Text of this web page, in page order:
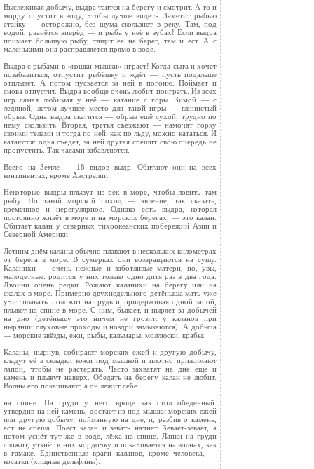
Выслеживая добычу, выдра таится на берегу и смотрит. А то и
морду опустит в воду, чтобы лучше видеть. Заметит рыбью
стайку — осторожно, без шума скользнёт в реку. Там, под
водой, рванётся вперёд — и рыба у неё в зубах! Если выдра
поймает большую рыбу, тащит её на берег, там и ест. А с
маленькими она расправляется прямо в воде.
Выдра с рыбами в «кошки-мышки» играет! Когда сыта и хочет
позабавиться, отпустит ры­бёшку и ждёт — пусть подальше
отплывёт. А потом пускается за ней в погоню. Поймает и
снова отпустит. Выдра вообще очень любит по­играть. Из всех
игр самая любимая у неё — катание с горы. Зимой — с
ледяной, летом луч­шее место для такой игры — глинистый
обрыв. Одна выдра скатится — обрыв ещё сухой, трудно по
нему скользить. Вторая, третья съезжают — намочат горку
своими телами и тогда по ней, как по льду, можно кататься. И
катаются: одна съедет, за ней другая спешит свою очередь не
пропустить. Так часами забавляются.
Всего на Земле — 18 видов выдр. Обитают они на всех
континентах, кроме Австралии.
Некоторые выдры плывут из рек в море, что­бы ловить там
рыбу. Но такой морской поход — явление, так сказать,
временное и нерегулярное. Однако есть выдра, которая
постоянно живёт в море и на морских берегах, — это калан.
Обитает калан у северных тихоокеанских побережий Азии и
Северной Америки.
Летним днём каланы обычно плавают в не­скольких километрах
от берега в море. В сумер­ках они возвращаются на сушу.
Каланихи — очень нежные и заботливые матери, но, увы,
малодетные: родится у них только одно дитя раз в два года.
Двойни очень редки. Рожают каланихи на берегу или на
скалах в море. Пример­но двухнедельного детёныша мать уже
учит пла­вать: положит на грудь и, придерживая одной лапой,
плывёт на спине в море. С ним, бывает, и ныряет за добычей
на дно (детёнышу это ничем не грозит: у каланов при
нырянии слуховые проходы и ноздри замыкаются). А добыча
— морские звёзды, ежи, рыбы, кальмары, мол­люски, крабы.
Каланы, нырнув, собирают морских ежей и другую добычу,
кладут её в складки кожи под мышкой и плотно прижимают
лапой, чтобы не растерять. Часто захватят на дне ещё и
камень и плывут наверх. Обедать на берегу калан не любит.
Волны его покачивают, а он лежит себе
на спине. На груди у него вроде как стол обеденный:
утвердив на ней ка­мень, достаёт из-под мышки морских ежей
или другую добычу, пойманную на дне, и, разбив о камень,
ест не спеша. Поест калан и зевать начнёт. Зевает-зевает, а
потом уснёт тут же в воде, лёжа на спине. Лапки на груди
сложит, уткнёт в них мордочку и покачивается на волнах, как
в гамаке. Единственные враги каланов, кроме человека, —
косатки (хищные дельфины).